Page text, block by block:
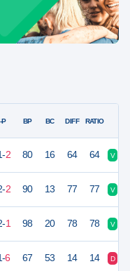
P BP BC DIFF RATIO
-2 80 16 64 64 V
-2 90 13 77 77 V
-1 98 20 78 78 V
-6 67 53 14 14 D